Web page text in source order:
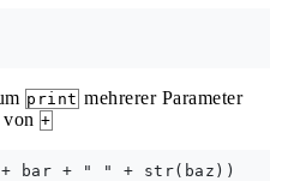
print mehrerer Parameter
+
bar + " " + str(baz))